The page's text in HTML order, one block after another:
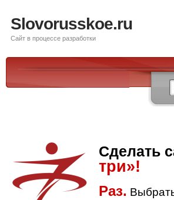
Slovorusskoe.ru
Сайт в процессе разработки
Сделать
три»!
Раз.